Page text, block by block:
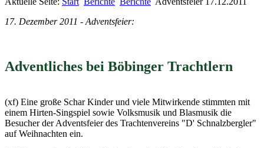
17. Dezember 2011 - Adventsfeier:
Adventliches bei Böbinger Trachtlern
(xf) Eine große Schar Kinder und viele Mitwirkende stimmten mit
einem Hirten-Singspiel sowie Volksmusik und Blasmusik die
Besucher der Adventsfeier des Trachtenvereins "D' Schnalzbergler"
auf Weihnachten ein.